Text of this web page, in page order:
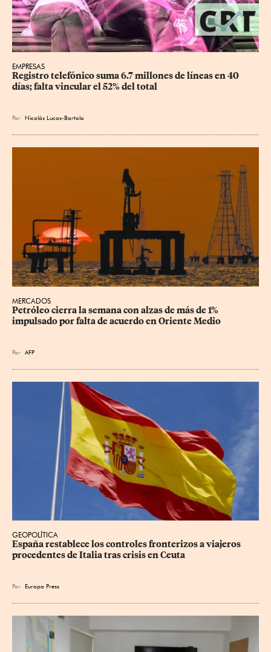
EMPRESAS
Registro telefónico suma 6.7 millones de líneas en 40
días; falta vincular el 52% del total
Por Nicolás Lucas-Bartolo
MERCADOS
Petróleo cierra la semana con alzas de más de 1%
impulsado por falta de acuerdo en Oriente Medio
Por AFP
GEOPOLÍTICA
España restablece los controles fronterizos a viajeros
procedentes de Italia tras crisis en Ceuta
Por Europa Press